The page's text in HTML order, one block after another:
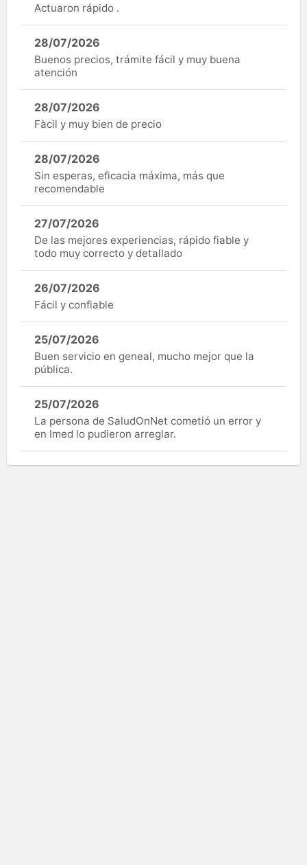
Actuaron rápido .
28/07/2026
Buenos precios, trámite fácil y muy buena
atención
28/07/2026
Fàcil y muy bien de precio
28/07/2026
Sin esperas, eficacia máxima, más que
recomendable
27/07/2026
De las mejores experiencias, rápido fiable y
todo muy correcto y detallado
26/07/2026
Fácil y confiable
25/07/2026
Buen servicio en geneal, mucho mejor que la
pública.
25/07/2026
La persona de SaludOnNet cometió un error y
en Imed lo pudieron arreglar.